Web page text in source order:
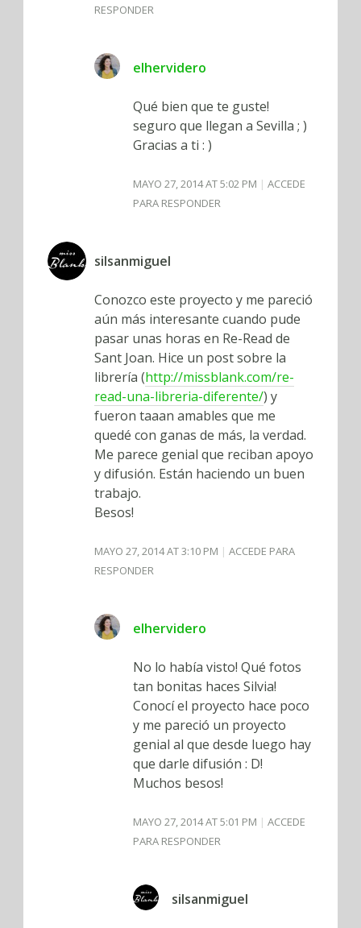
RESPONDER
elhervidero
Qué bien que te guste!
seguro que llegan a Sevilla ; )
Gracias a ti : )
MAYO 27, 2014 AT 5:02 PM
ACCEDE
PARA RESPONDER
silsanmiguel
Conozco este proyecto y me pareció
aún más interesante cuando pude
pasar unas horas en Re-Read de
Sant Joan. Hice un post sobre la
librería (http://missblank.com/re-
read-una-libreria-diferente/) y
fueron taaan amables que me
quedé con ganas de más, la verdad.
Me parece genial que reciban apoyo
y difusión. Están haciendo un buen
trabajo.
Besos!
MAYO 27, 2014 AT 3:10 PM
ACCEDE PARA
RESPONDER
elhervidero
No lo había visto! Qué fotos
tan bonitas haces Silvia!
Conocí el proyecto hace poco
y me pareció un proyecto
genial al que desde luego hay
que darle difusión : D!
Muchos besos!
MAYO 27, 2014 AT 5:01 PM
ACCEDE
PARA RESPONDER
silsanmiguel